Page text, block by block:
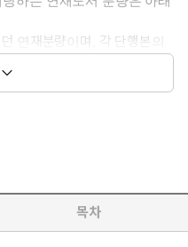
연재분량이며, 각 단행본의
다.)
목차